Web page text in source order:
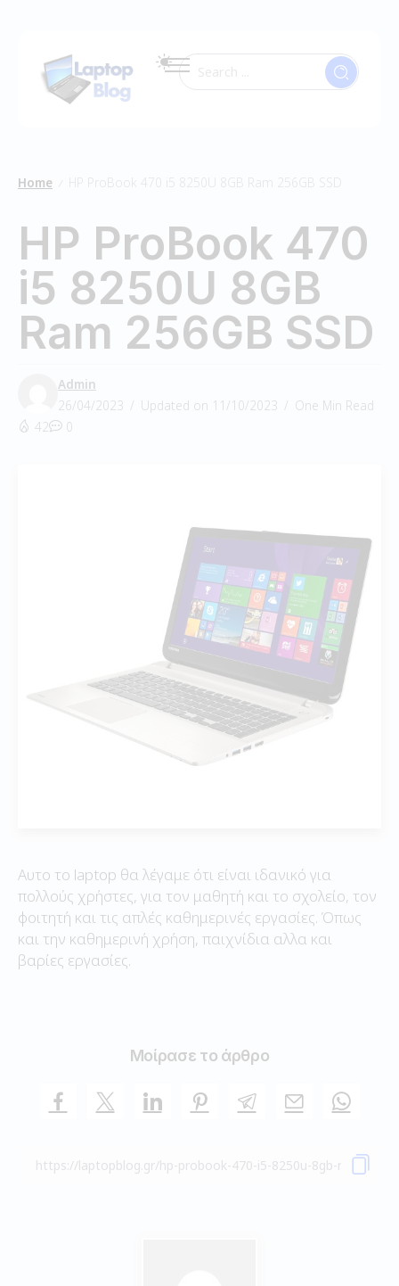
Home HP ProBook 470 i5 8250U 8GB Ram 256GB SSD
HP ProBook 470
i5 8250U 8GB
Ram 256GB SSD
Admin
26/04/2023
Updated on 11/10/2023
One Min Read
42
0
Αυτο το laptop θα λέγαμε ότι είναι ιδανικό για
πολλούς χρήστες, για τον μαθητή και το σχολείο, τον
φοιτητή και τις απλές καθημερινές εργασίες. Όπως
και την καθημερινή χρήση, παιχνίδια αλλα και
βαρίες εργασίες.
Μοίρασε το άρθρο